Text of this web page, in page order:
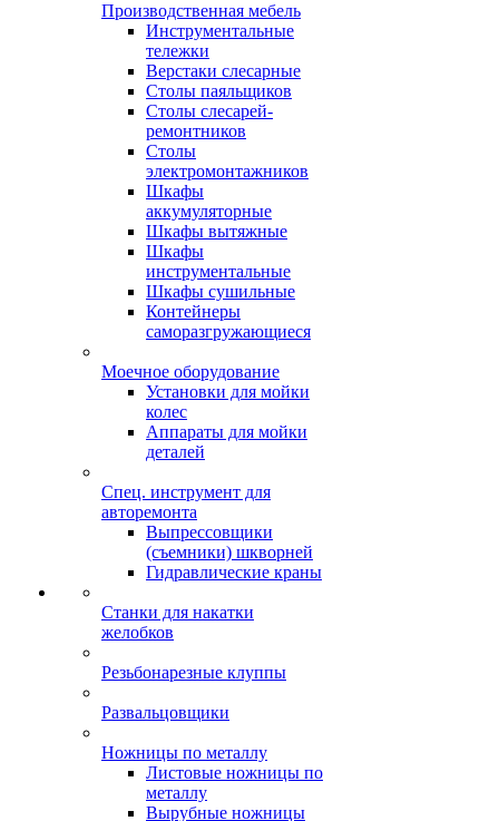
Производственная мебель
Инструментальные
тележки
Верстаки слесарные
Столы паяльщиков
Столы слесарей-
ремонтников
Столы
электромонтажников
Шкафы
аккумуляторные
Шкафы вытяжные
Шкафы
инструментальные
Шкафы сушильные
Контейнеры
саморазгружающиеся
Моечное оборудование
Установки для мойки
колес
Аппараты для мойки
деталей
Спец. инструмент для
авторемонта
Выпрессовщики
(съемники) шкворней
Гидравлические краны
Станки для накатки
желобков
Резьбонарезные клуппы
Развальцовщики
Ножницы по металлу
Листовые ножницы по
металлу
Вырубные ножницы